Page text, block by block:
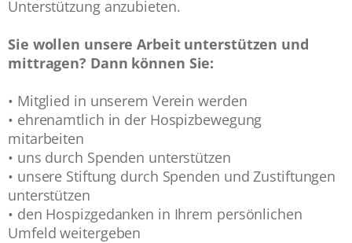
Unterstützung anzubieten.
Sie wollen unsere Arbeit unterstützen und
mittragen? Dann können Sie:
• Mitglied in unserem Verein werden
• ehrenamtlich in der Hospizbewegung
mitarbeiten
• uns durch Spenden unterstützen
• unsere Stiftung durch Spenden und Zustiftungen
unterstützen
• den Hospizgedanken in Ihrem persönlichen
Umfeld weitergeben